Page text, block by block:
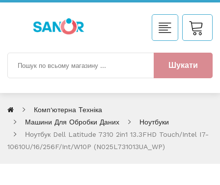
Шукати
Комп'ютерна Техніка
Машини Для Обробки Даних
Ноутбуки
Ноутбук Dell Latitude 7310 2in1 13.3FHD Touch/Intel I7-
10610U/16/256F/int/W10P (N025L731013UA_WP)